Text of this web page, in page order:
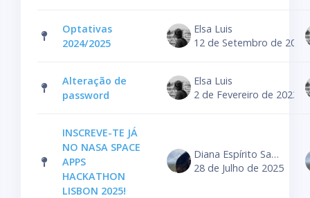
Optativas
2024/2025
Elsa Luis
12 de Setembro de 2024
Alteração de
password
Elsa Luis
2 de Fevereiro de 2023
INSCREVE-TE JÁ
NO NASA SPACE
APPS
HACKATHON
LISBON 2025!
Diana Espírito Santo
28 de Julho de 2025